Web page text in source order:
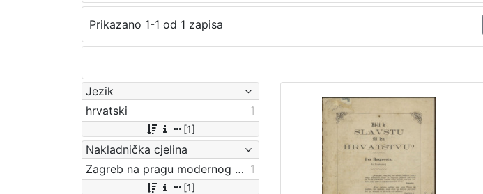
Prikazano 1-1 od 1 zapisa
Jezik
hrvatski
1
[1]
Nakladnička cjelina
Zagreb na pragu modernog doba 1
[1]